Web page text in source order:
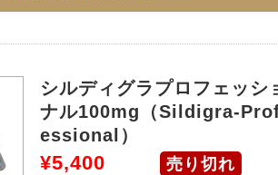
シルディグラプロフェッシ
ナル100mg（Sildigra-
essional）
¥5,400 売り切れ